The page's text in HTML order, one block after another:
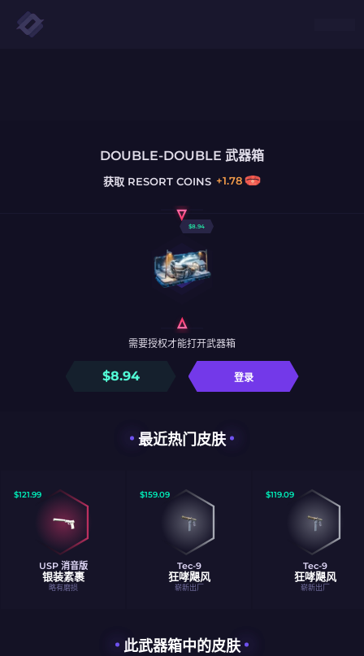
DOUBLE-DOUBLE 武器箱
获取 RESORT COINS +1.78
$8.94
$8.94 登录
需要授权才能打开武器箱
最近热门皮肤
$121.99
USP 消音版
银装素裹
略有磨损
$159.09
Tec-9
狂哮飓风
崭新出厂
$119.09
Tec-9
狂哮飓风
崭新出厂
此武器箱中的皮肤